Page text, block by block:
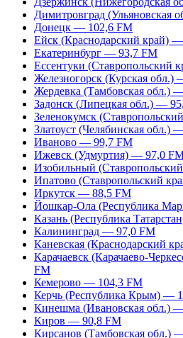
Димитровград (Ульяновская
Донецк — 102,6 FM
Ейск (Краснодарский край)
Екатеринбург — 93,7 FM
Ессентуки (Ставропольский
Железногорск (Курская обл.)
Жердевка (Тамбовская обл.)
Задонск (Липецкая обл.) —
Зеленокумск
Златоуст (Челябинская обл.)
Иваново — 99,7 FM
Ижевск (Удмуртия) — 97,0
Изобильный
Ипатово (Ставропольский
Иркутск — 88,5 FM
Йошкар-Ола (Республика
Казань (Республика
Калининград — 97,0 FM
Каневская (Краснодарский
Карачаевск (Карачаево-
FM
Кемерово — 104,3 FM
Керчь (Республика Крым) —
Кинешма (Ивановская обл.)
Киров — 90,8 FM
Кирсанов (Тамбовская обл.)